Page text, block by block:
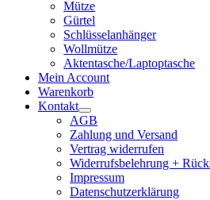
Mütze
Gürtel
Schlüsselanhänger
Wollmütze
Aktentasche/Laptoptasche
Mein Account
Warenkorb
Kontakt
AGB
Zahlung und Versand
Vertrag widerrufen
Widerrufsbelehrung +
Impressum
Datenschutzerklärung